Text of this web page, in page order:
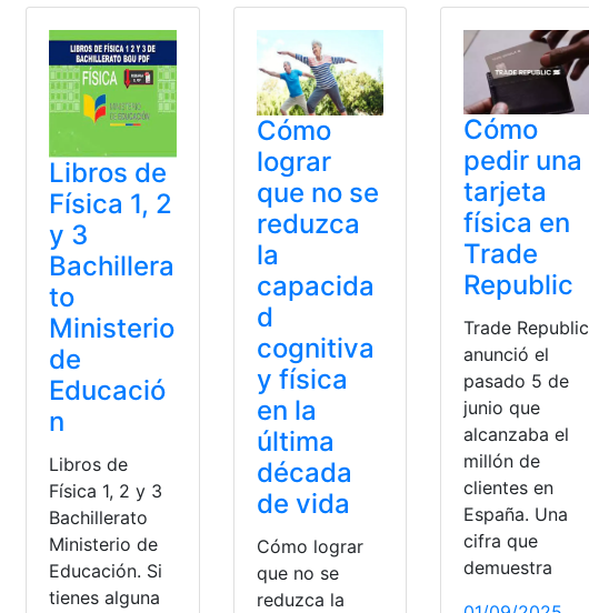
Libros de
Física 1, 2
y 3
Bachillera
to
Ministerio
de
Educació
n
Libros de
Física 1, 2 y 3
Bachillerato
Ministerio de
Educación. Si
tienes alguna
Cómo
lograr
que no se
reduzca
la
capacida
d
cognitiva
y física
en la
última
década
de vida
Cómo lograr
que no se
reduzca la
Cómo
pedir una
tarjeta
física en
Trade
Republic
Trade Republic
anunció el
pasado 5 de
junio que
alcanzaba el
millón de
clientes en
España. Una
cifra que
demuestra